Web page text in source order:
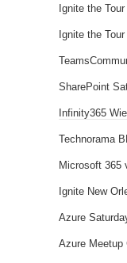
Ignite the
Ignite the
SharePoint
Infinity365
Technorama
Microsoft 365
Ignite New
Azure
Azure Meetup